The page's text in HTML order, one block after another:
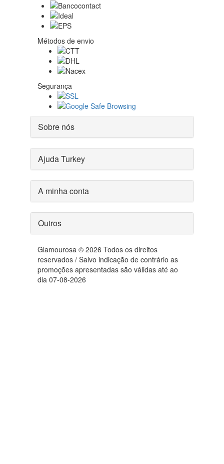
Métodos de envio
Segurança
Sobre nós
Ajuda Turkey
A minha conta
Outros
Glamourosa © 2026 Todos os direitos
reservados / Salvo indicação de contrário as
promoções apresentadas são válidas até ao
dia 07-08-2026